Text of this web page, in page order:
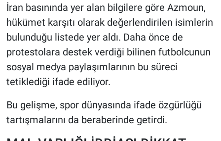
İran basınında yer alan bilgilere göre Azmoun,
hükümet karşıtı olarak değerlendirilen isimlerin
bulunduğu listede yer aldı. Daha önce de
protestolara destek verdiği bilinen futbolcunun
sosyal medya paylaşımlarının bu süreci
tetiklediği ifade ediliyor.
Bu gelişme, spor dünyasında ifade özgürlüğü
tartışmalarını da beraberinde getirdi.
Bilim, Teknoloji